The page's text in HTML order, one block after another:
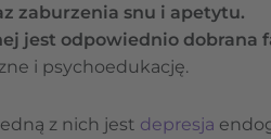
zaburzenia snu i apetytu.
jest odpowiednio dobrana
i psychoedukację.
z nich jest depresja